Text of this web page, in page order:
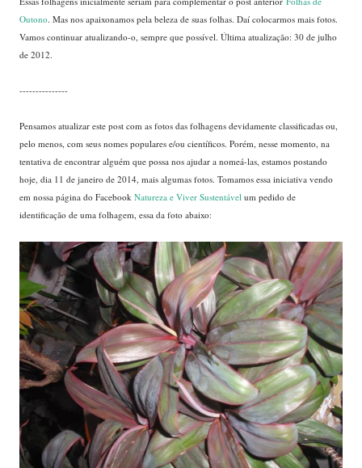
Outono. Mas nos apaixonamos pela beleza de suas folhas. Daí colocarmos mais fotos.
Vamos continuar atualizando-o, sempre que possível. Última atualização: 30 de julho
de 2012.
---------------
Pensamos atualizar este post com as fotos das folhagens devidamente classificadas ou,
pelo menos, com seus nomes populares e/ou científicos. Porém, nesse momento, na
tentativa de encontrar alguém que possa nos ajudar a nomeá-las, estamos postando
hoje, dia 11 de janeiro de 2014, mais algumas fotos. Tomamos essa iniciativa vendo
em nossa página do Facebook Natureza e Viver Sustentável um pedido de
identificação de uma folhagem, essa da foto abaixo: